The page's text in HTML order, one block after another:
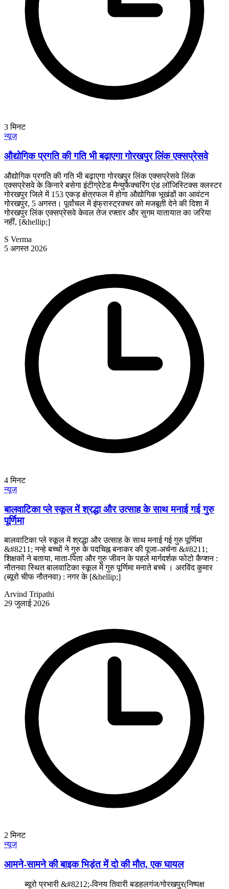
3मिनट
न्यूज़
औद्योगिक प्रगति की गति भी बढ़ाएगा गोरखपुर लिंक एक्सप्रेसवे
औद्योगिक प्रगति की गति भी बढ़ाएगा गोरखपुर लिंक एक्सप्रेसवे लिंक
एक्सप्रेसवे के किनारे बसेगा इंटीग्रेटेड मैन्युफैक्चरिंग एंड लॉजिस्टिक्स क्लस्टर
गोरखपुर जिले में 153 एकड़ क्षेत्रफल में होगा औद्योगिक भूखंडों का आवंटन
गोरखपुर, 5 अगस्त। पूर्वांचल में इंफ्रास्ट्रक्चर को मजबूती देने की दिशा में
गोरखपुर लिंक एक्सप्रेसवे केवल तेज रफ्तार और सुगम यातायात का जरिया
नहीं, [&hellip;]
S Verma
5 अगस्त 2026
4मिनट
न्यूज़
बालवाटिका प्ले स्कूल में श्रद्धा और उत्साह के साथ मनाई गई गुरु
पूर्णिमा
बालवाटिका प्ले स्कूल में श्रद्धा और उत्साह के साथ मनाई गई गुरु पूर्णिमा
&#8211; नन्हे बच्चों ने गुरु के पदचिह्न बनाकर की पूजा-अर्चना &#8211;
शिक्षकों ने बताया, माता-पिता और गुरु जीवन के पहले मार्गदर्शक फोटो कैप्शन :
नौतनवा स्थित बालवाटिका स्कूल में गुरु पूर्णिमा मनाते बच्चे । अरविंद कुमार
(ब्यूरो चीफ नौतनवा) : नगर के [&hellip;]
Arvind Tripathi
29 जुलाई 2026
2 मिनट
न्यूज़
आमने-सामने की बाइक भिड़ंत में दो की मौत, एक घायल
ब्यूरो प्रभारी &#8212;-विनय तिवारी बडहलगंज/गोरखपुर(निष्पक्ष